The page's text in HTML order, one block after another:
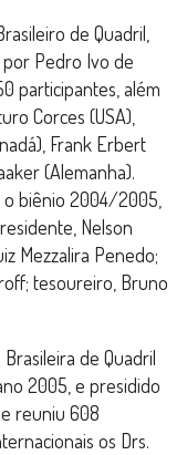
de Quadril,
Pedro Ivo de
participantes, além
Corces (USA),
Frank Erbert
(Alemanha).
biênio 2004/2005,
Nelson
Mezzalira Penedo;
tesoureiro, Bruno
de Quadril
2005, e presidido
reuniu 608
os Drs.